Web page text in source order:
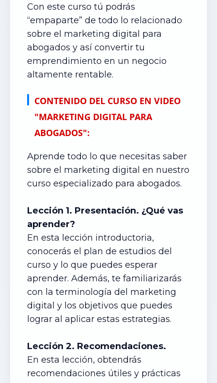
Con este curso tú podrás
“empaparte” de todo lo relacionado
sobre el marketing digital para
abogados y así convertir tu
emprendimiento en un negocio
altamente rentable.
CONTENIDO DEL CURSO EN VIDEO
"MARKETING DIGITAL PARA
ABOGADOS":
Aprende todo lo que necesitas saber
sobre el marketing digital en nuestro
curso especializado para abogados.
Lección 1. Presentación. ¿Qué vas
aprender?
En esta lección introductoria,
conocerás el plan de estudios del
curso y lo que puedes esperar
aprender. Además, te familiarizarás
con la terminología del marketing
digital y los objetivos que puedes
lograr al aplicar estas estrategias.
Lección 2. Recomendaciones.
En esta lección, obtendrás
recomendaciones útiles y prácticas